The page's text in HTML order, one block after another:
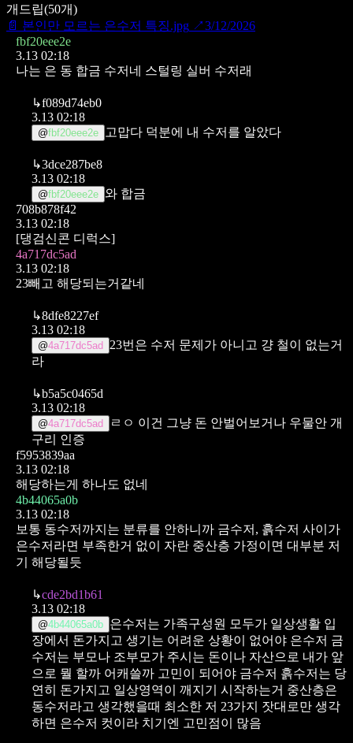
개드립(50개)
📄 본인만 모르는 은수저 특징.jpg ↗3/12/2026
fbf20eee2e
3.13 02:18
나는 은 동 합금 수저네 스털링 실버 수저래
↳f089d74eb0
3.13 02:18
@fbf20eee2e 고맙다 덕분에 내 수저를 알았다
↳3dce287be8
3.13 02:18
@fbf20eee2e 와 합금
708b878f42
3.13 02:18
[댕검신콘 디럭스]
4a717dc5ad
3.13 02:18
23빼고 해당되는거같네
↳8dfe8227ef
3.13 02:18
@4a717dc5ad
23번은 수저 문제가 아니고 걍 철이 없는거
라
↳b5a5c0465d
3.13 02:18
@4a717dc5ad
ㄹㅇ 이건 그냥 돈 안벌어보거나 우물안 개
구리 인증
f5953839aa
3.13 02:18
해당하는게 하나도 없네
4b44065a0b
3.13 02:18
보통 동수저까지는 분류를 안하니까 금수저, 흙수저 사이가
은수저라면 부족한거 없이 자란 중산층 가정이면 대부분 저
기 해당될듯
↳cde2bd1b61
3.13 02:18
@4b44065a0b 은수저는 가족구성원 모두가 일상생활 입
장에서 돈가지고 생기는 어려운 상황이 없어야 은수저 금
수저는 부모나 조부모가 주시는 돈이나 자산으로 내가 앞
으로 뭘 할까 어캐쓸까 고민이 되어야 금수저 흙수저는 당
연히 돈가지고 일상영역이 깨지기 시작하는거 중산층은
동수저라고 생각했을때 최소한 저 23가지 잣대로만 생각
하면 은수저 컷이라 치기엔 고민점이 많음